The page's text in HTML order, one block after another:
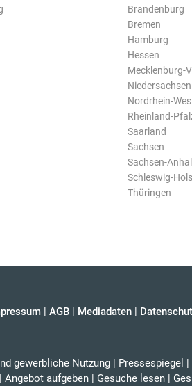
Brandenburg
Bremen
Hamburg
Hessen
Mecklenburg-
Niedersachsen
Nordrhein-
Rheinland-
Saarland
Sachsen
Sachsen-
Schleswig-
Thüringen
| AGB | Mediadaten |
gewerbliche Nutzung | Pressespiegel |
| Angebot aufgeben | Gesuche lesen |